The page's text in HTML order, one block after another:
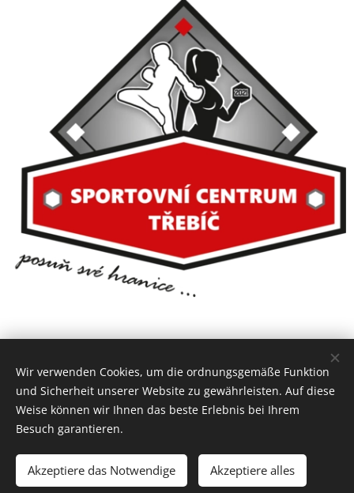
Wir verwenden Cookies, um die ordnungsgemäße Funktion
und Sicherheit unserer Website zu gewährleisten. Auf diese
Weise können wir Ihnen das beste Erlebnis bei Ihrem
Besuch garantieren.
Akzeptiere das Notwendige Akzeptiere alles